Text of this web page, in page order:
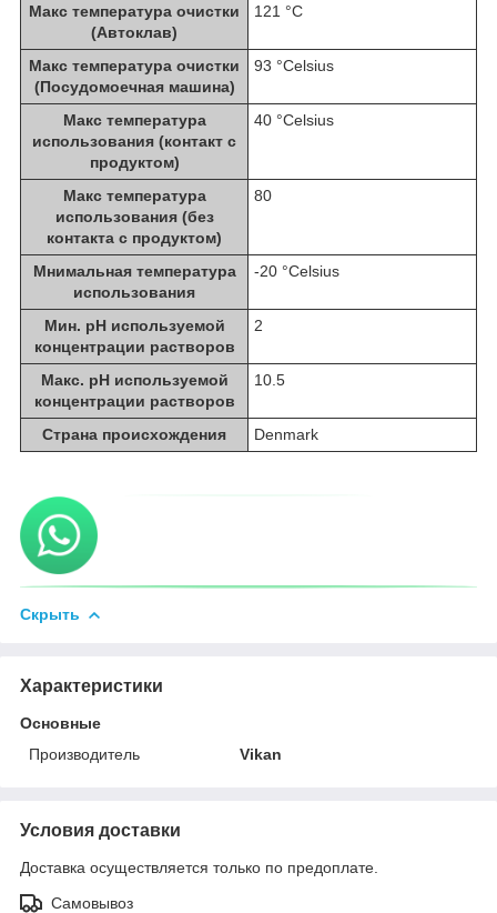
Maкс температура очистки
(Автоклав)
121 °С
Maкс температура очистки
(Посудомоечная машина)
93 °Celsius
Maкс температура
использования (контакт с
продуктом)
40 °Celsius
Maкс температура
использования (без
контакта с продуктом)
80
Мнимальная температура
использования
-20 °Celsius
Мин. pH используемой
концентрации растворов
2
Макс. pH используемой
концентрации растворов
10.5
Страна происхождения Denmark
Скрыть
Характеристики
Основные
Производитель
Vikan
Условия доставки
Доставка осуществляется только по предоплате.
Самовывоз